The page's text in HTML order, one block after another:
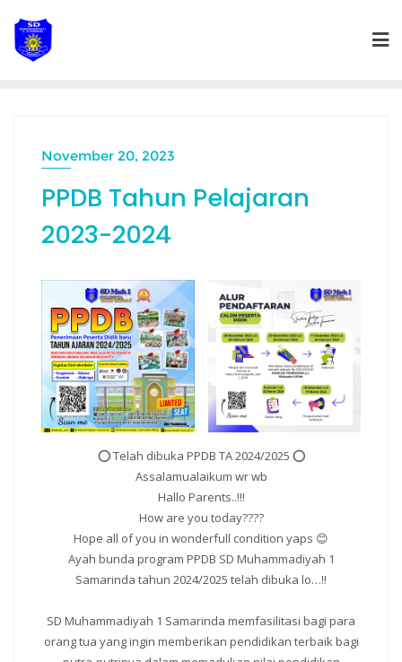
content
November 20, 2023
PPDB Tahun Pelajaran
2023-2024
⭕ Telah dibuka PPDB TA 2024/2025 ⭕
Assalamualaikum wr wb
Hallo Parents..!!!
How are you today????
Hope all of you in wonderfull condition yaps 😊
Ayah bunda program PPDB SD Muhammadiyah 1
Samarinda tahun 2024/2025 telah dibuka lo…!!
SD Muhammadiyah 1 Samarinda memfasilitasi bagi para
orang tua yang ingin memberikan pendidikan terbaik bagi